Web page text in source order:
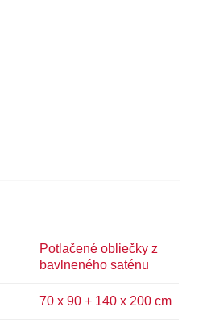
Potlačené obliečky z
bavlneného saténu
70 x 90 + 140 x 200 cm